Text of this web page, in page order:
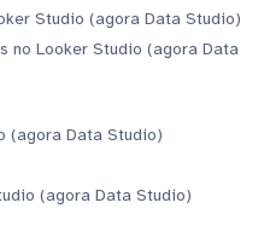
Studio (agora Data Studio)
no Looker Studio (agora Data
(agora Data Studio)
(agora Data Studio)